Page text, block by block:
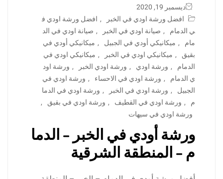
ديسمبر 19, 2020
افضل ورشة اودي في الخبر
, افضل ورشة اودي ف
ي الدمام
, صيانة اودي في الخبر , صيانة اودي في الد
مام
, ميكانيكي أودي في الجبيل , ميكانيكي أودي في
بقيق
, ميكانيكي اودي في الخبر , ميكانيكي اودي في
الدمام
, ورشة اودي , ورشة اودي الخبر , ورشة اود
ي الدمام
, ورشة اودي في الاحساء , ورشة اودي في
الجبيل
, ورشة اودي في الخبر , ورشة اودي في الدما
م
, ورشة اودي في القطيف , ورشة اودي في بقيق
,
ورشة اودي في سيهات
ورشة أودي في الخبر – الدما
م – المنطقة الشرقية